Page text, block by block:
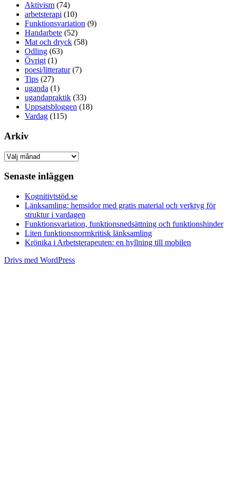
Aktivism (74)
arbetsterapi (10)
Funktionsvariation (9)
Handarbete (52)
Mat och dryck (58)
Odling (63)
Övrigt (1)
poesi/litteratur(7)
Tips (27)
uganda (1)
ugandapraktik (33)
Uppsatsbloggen (18)
Vardag (115)
Arkiv
Arkiv
Senaste inläggen
Kognitivtstöd.se
Länksamling: hemsidor med gratis material och verktyg för
struktur i vardagen
Funktionsvariation, funktionsnedsättning och funktionshinder
Liten funktionsnormkritisk länksamling
Krönika i Arbetsterapeuten: en hyllning till mobilen
Drivs med WordPress